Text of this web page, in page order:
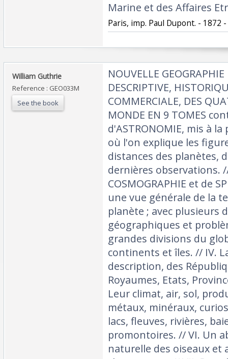
Marine et des Affaires
‎Paris, imp. Paul Dupont. - 1872
‎William Guthrie ‎
Reference : GEO033M
See the book
‎NOUVELLE
DESCRIPTIVE,
COMMERCIALE, DES
MONDE EN 9 TOMES
d'ASTRONOMIE, mis à
où l'on explique les
distances des planètes,
dernières observations.
COSMOGRAPHIE et de
une vue générale de la
planète ; avec plusieurs
géographiques et
grandes divisions du
continents et îles. // IV.
description, des
Royaumes, Etats,
Leur climat, air, sol,
métaux, minéraux,
lacs, fleuves, rivières,
promontoires. // VI. Un
naturelle des oiseaux et